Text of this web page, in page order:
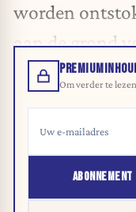
worden
aan de grond
Om verder te
ABONNEMENT